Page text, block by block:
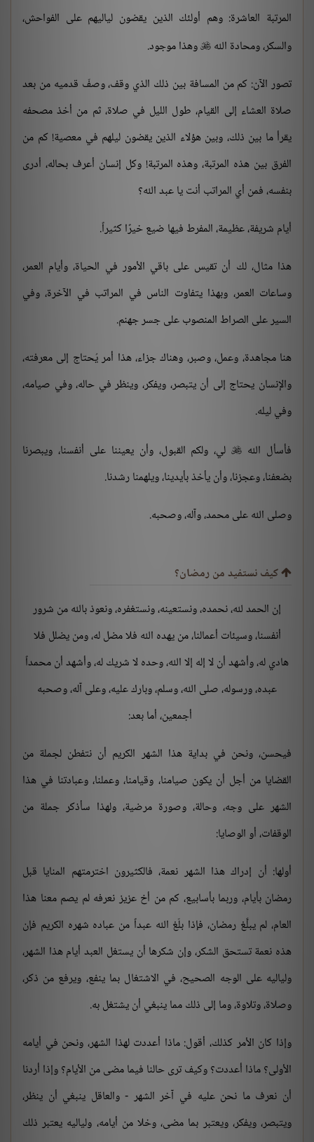
المرتبة العاشرة: وهم أولئك الذين يقضون لياليهم على الفواحش،
والسكر، ومحادة الله  وهذا موجود.
تصور الآن: كم من المسافة بين ذلك الذي وقف، وصفّ قدميه من بعد
صلاة العشاء إلى القيام، طول الليل في صلاة، ثم من أخذ مصحفه
يقرأ ما بين ذلك، وبين هؤلاء الذين يقضون ليلهم في معصية! كم من
الفرق بين هذه المرتبة، وهذه المرتبة! وكل إنسان أعرف بحاله، أدرى
بنفسه، فمن أي المراتب أنت يا عبد الله؟
أيام شريفة، عظيمة، المفرط فيها ضيع خيرًا كثيراً.
هذا مثال، لك أن تقيس على باقي الأمور في الحياة، وأيام العمر،
وساعات العمر، وبهذا يتفاوت الناس في المراتب في الآخرة، وفي
السير على الصراط المنصوب على جسر جهنم.
هنا مجاهدة، وعمل، وصبر، وهناك جزاء، هذا أمر يُحتاج إلى معرفته،
والإنسان يحتاج إلى أن يتبصر، ويفكر، وينظر في حاله، وفي صيامه،
وفي ليله.
فأسأل الله لي، ولكم القبول، وأن يعيننا على أنفسنا، ويبصرنا
بضعفنا، وعجزنا، وأن يأخذ بأيدينا، ويلهمنا رشدنا.
وصلى الله على محمد، وآله، وصحبه.
كيف نستفيد من رمضان؟
إن الحمد لله، نحمده، ونستعينه، ونستغفره، ونعوذ بالله من شرور
أنفسنا، وسيئات أعمالنا، من يهده الله فلا مضل له، ومن يضلل فلا
هادي له، وأشهد أن لا إله إلا الله، وحده لا شريك له، وأشهد أن محمداً
عبده، ورسوله، صلى الله، وسلم، وبارك عليه، وعلى آله، وصحبه
أجمعين، أما بعد:
فيحسن، ونحن في بداية هذا الشهر الكريم أن نتفطن لجملة من
القضايا من أجل أن يكون صيامنا، وقيامنا، وعملنا، وعبادتنا في هذا
الشهر على وجه، وحالة، وصورة مرضية، ولهذا سأذكر جملة من
الوقفات، أو الوصايا:
أولها: أن إدراك هذا الشهر نعمة، فالكثيرون اخترمتهم المنايا قبل
رمضان بأيام، وربما بأسابيع، كم من أخ عزيز نعرفه لم يصم معنا هذا
العام، لم يبلَّغ رمضان، فإذا بلّغ الله عبداً من عباده شهره الكريم فإن
هذه نعمة تستحق الشكر، وإن شكرها أن يستغل العبد أيام هذا الشهر،
ولياليه على الوجه الصحيح، في الاشتغال بما ينفع، ويرفع من ذكر،
وصلاة، وتلاوة، وما إلى ذلك مما ينبغي أن يشتغل به.
وإذا كان الأمر كذلك، أقول: ماذا أعددت لهذا الشهر، ونحن في أيامه
الأولى؟ ماذا أعددت؟ وكيف ترى حالنا فيما مضى من الأيام؟ وإذا أردنا
أن نعرف ما نحن عليه في آخر الشهر - والعاقل ينبغي أن ينظر،
ويتبصر، ويفكر، ويعتبر بما مضى، وخلا من أيامه، ولياليه يعتبر ذلك